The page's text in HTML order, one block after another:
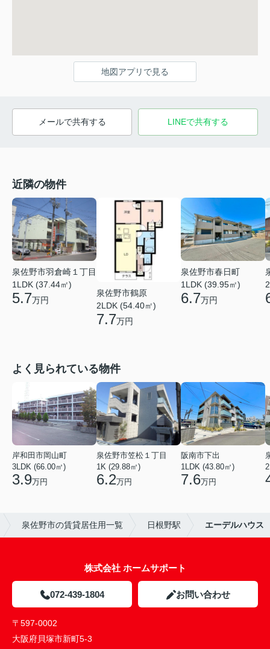
地図アプリで見る
メールで共有する LINEで共有する
近隣の物件
泉佐野市羽倉崎１丁目
1LDK (37.44㎡)
5.7万円
泉佐野市鶴原
2LDK (54.40㎡)
7.7万円
泉佐野市春日町
1LDK (39.95㎡)
6.7万円
よく見られている物件
岸和田市岡山町
3LDK (66.00㎡)
3.9万円
泉佐野市笠松１丁目
1K (29.88㎡)
6.2万円
阪南市下出
1LDK (43.80㎡)
7.6万円
泉佐野市の賃貸居住用一覧 日根野駅 エーデルハウス
株式会社 ホームサポート
072-439-1804 お問い合わせ
〒597-0002
大阪府貝塚市新町5-3